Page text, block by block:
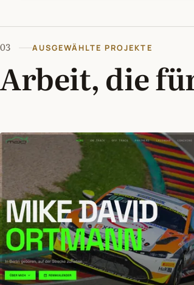
03 AUSGEWÄHLTE PROJEKTE
Arbeit, die